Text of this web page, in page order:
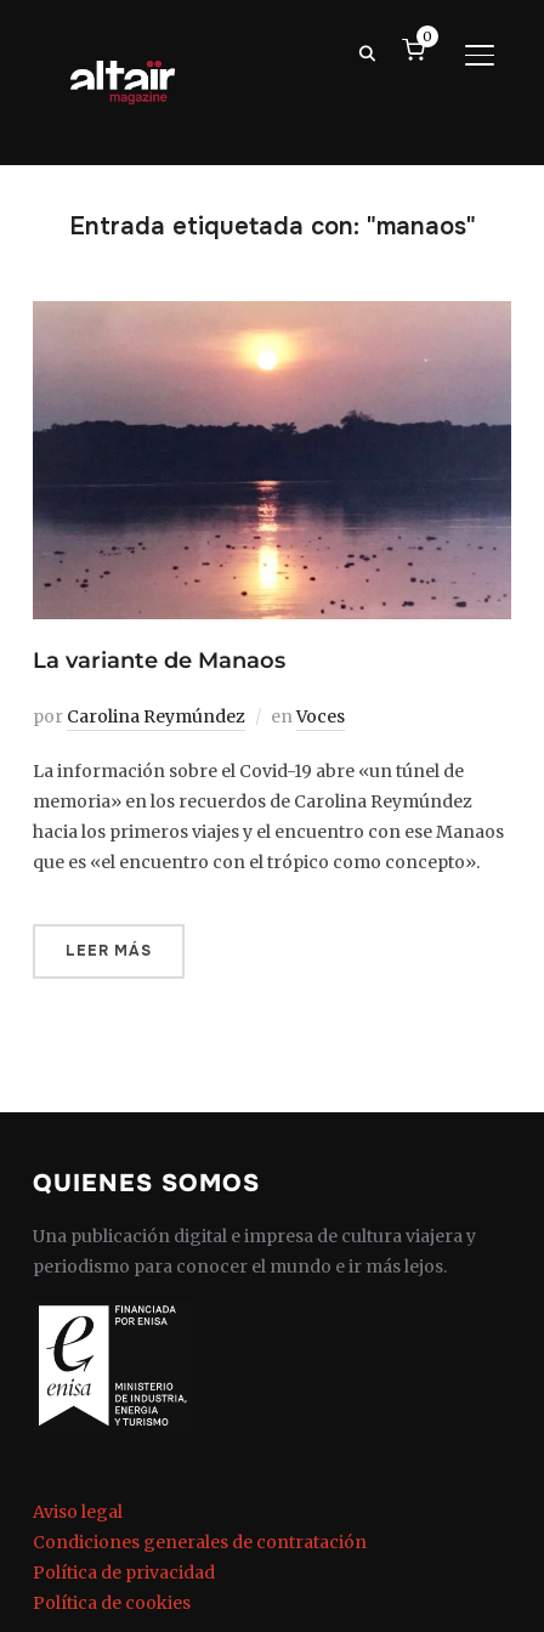
0
Entrada etiquetada con: "manaos"
La variante de Manaos
por Carolina Reymúndez enVoces
La información sobre el Covid-19 abre «un túnel de
memoria» en los recuerdos de Carolina Reymúndez
hacia los primeros viajes y el encuentro con ese Manaos
que es «el encuentro con el trópico como concepto».
LEER MÁS
QUIENES SOMOS
Una publicación digital e impresa de cultura viajera y
periodismo para conocer el mundo e ir más lejos.
Aviso legal
Condiciones generales de contratación
Política de privacidad
Política de cookies